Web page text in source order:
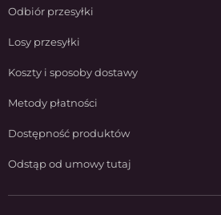
Odbiór przesyłki
Losy przesyłki
Koszty i sposoby dostawy
Metody płatności
Dostępność produktów
Odstąp od umowy tutaj